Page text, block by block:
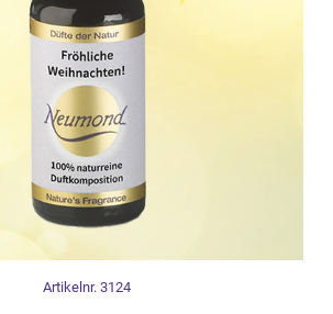
Artikelnr. 3124